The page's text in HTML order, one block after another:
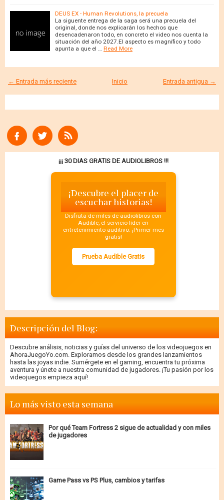
DEUS EX - Human Revolutions, la precuela
La siguente entrega de la saga será una precuela del
original, donde nos explicarán los hechos que
desencadenaron todo, en concreto el video nos cuenta la
situación del año 2027.El aspecto es magnífico y todo
apunta a que el … Read More
← Entrada más reciente Entrada antigua →
Inicio
¡¡¡ 30 DIAS GRATIS DE AUDIOLIBROS !!!
¡Descubre el placer de
escuchar historias!
Disfruta de miles de audiolibros con
Audible, el servicio líder en
entretenimiento auditivo. ¡Primer mes
gratis!
Prueba Audible Gratis
Descripción del Blog:
Descubre análisis, noticias y guías del universo de los videojuegos en
AhoraJuegoYo.com. Exploramos desde los grandes lanzamientos
hasta las joyas indie. Sumérgete en el gaming, encuentra tu próxima
aventura y únete a nuestra comunidad de jugadores. ¡Tu pasión por los
videojuegos empieza aquí!
Lo más visto esta semana
Por qué Team Fortress 2 sigue de actualidad y con miles
de jugadores
Game Pass vs PS Plus, cambios y tarifas